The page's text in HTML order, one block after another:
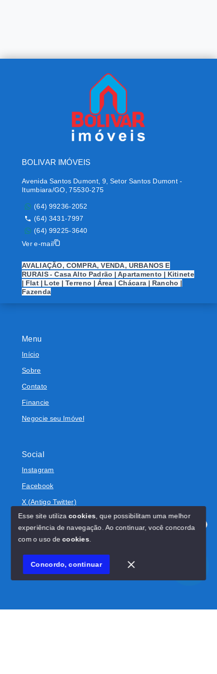
Olá! Estamos disponíveis para te ajudar.
Menu
Início
Sobre
Contato
Financie
Negocie seu Imóvel
Social
Instagram
Facebook
X (Antigo Twitter)
© Copyright 2026 - BOLIVAR IMÓVEIS - Todos os direitos
SITE PARA IMOBILIARIA
BOLIVAR IMÓVEIS
Avenida Santos Dumont, 9, Setor Santos Dumont -
Itumbiara/GO, 75530-275
(64) 99236-2052
(64) 3431-7997
(64) 99225-3640
Ver e-mail
AVALIAÇÃO, COMPRA, VENDA, URBANOS E
RURAIS - Casa Alto Padrão | Apartamento | Kitinete
| Flat | Lote | Terreno | Área | Chácara | Rancho |
Fazenda
Esse site utilizacookies , que possibilitam uma melhor
experiência de navegação. Ao continuar, você concorda
com o uso decookies
Concordo, continuar